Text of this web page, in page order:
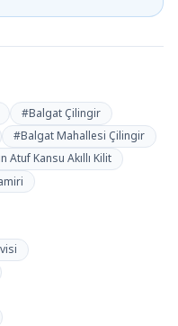
#Balgat Çilingir
#Balgat Mahallesi Çilingir
Atuf Kansu Akıllı Kilit